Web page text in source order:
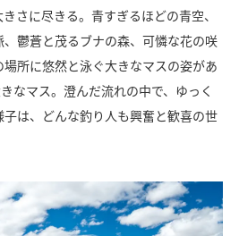
さに尽きる。青すぎるほどの青空、
鬱蒼と茂るブナの森、可憐な花の咲
所に悠然と泳ぐ大きなマスの姿があ
なマス。澄んだ流れの中で、ゆっく
は、どんな釣り人も興奮と歓喜の世